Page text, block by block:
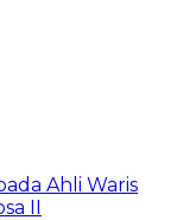
Ahli Waris
II